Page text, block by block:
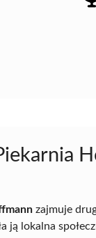
zajmuje
ją lokalna